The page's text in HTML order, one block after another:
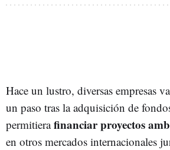
Hace un lustro, diversas empresas
un paso tras la adquisición de
permitierafinanciar proyectos
en otros mercados internacionales